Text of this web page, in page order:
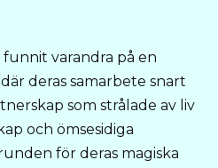
varandra på en
deras samarbete snart
som strålade av liv
och ömsesidiga
för deras magiska